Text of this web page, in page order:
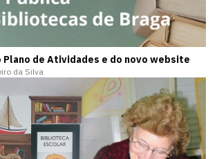
de Atividades e do novo website
da Silva